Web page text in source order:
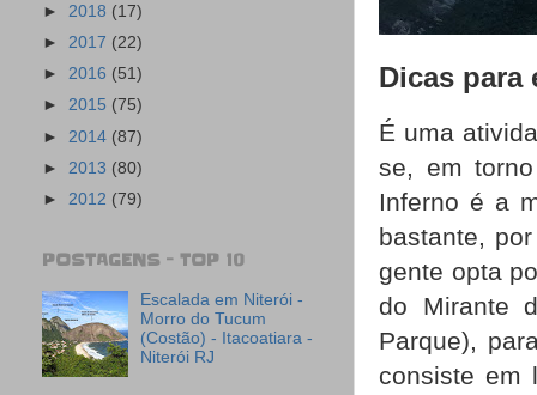
Dicas
É uma
se, em
Inferno é a
bastante,
gente opta
do Mirante
Parque),
consiste em
► 2018 (17)
► 2017 (22)
► 2016 (51)
► 2015 (75)
► 2014 (87)
► 2013 (80)
► 2012 (79)
POSTAGENS - TOP 10
Escalada em Niterói -
Morro do Tucum
(Costão) - Itacoatiara -
Niterói RJ